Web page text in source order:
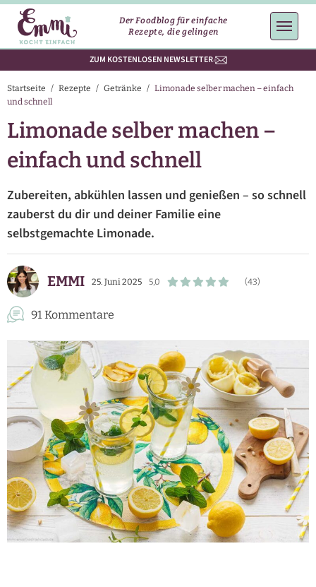
Der Foodblog für einfache
Rezepte, die gelingen
ZUM KOSTENLOSEN NEWSLETTER
Startseite / Rezepte / Getränke / Limonade selber machen – einfach
und schnell
Limonade selber machen –
einfach und schnell
Zubereiten, abkühlen lassen und genießen – so schnell
zauberst du dir und deiner Familie eine
selbstgemachte Limonade.
EMMI 25. Juni 2025 5,0 (43)
91 Kommentare